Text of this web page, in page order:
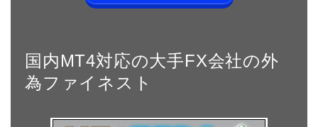
国内MT4対応の大手FX会社の外
為ファイネスト